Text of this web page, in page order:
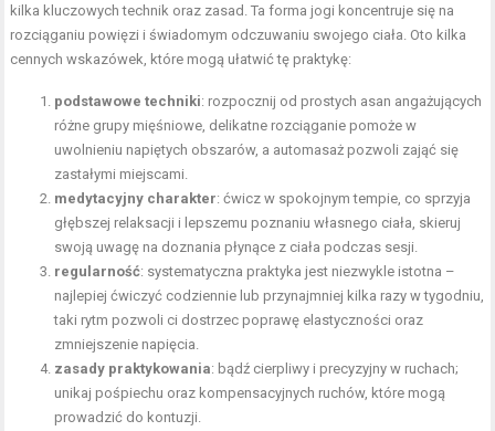
kilka kluczowych technik oraz zasad. Ta forma jogi koncentruje się na
rozciąganiu powięzi i świadomym odczuwaniu swojego ciała. Oto kilka
cennych wskazówek, które mogą ułatwić tę praktykę:
podstawowe techniki: rozpocznij od prostych asan angażujących
różne grupy mięśniowe, delikatne rozciąganie pomoże w
uwolnieniu napiętych obszarów, a automasaż pozwoli zająć się
zastałymi miejscami.
medytacyjny charakter: ćwicz w spokojnym tempie, co sprzyja
głębszej relaksacji i lepszemu poznaniu własnego ciała, skieruj
swoją uwagę na doznania płynące z ciała podczas sesji.
regularność: systematyczna praktyka jest niezwykle istotna –
najlepiej ćwiczyć codziennie lub przynajmniej kilka razy w tygodniu,
taki rytm pozwoli ci dostrzec poprawę elastyczności oraz
zmniejszenie napięcia.
zasady praktykowania: bądź cierpliwy i precyzyjny w ruchach;
unikaj pośpiechu oraz kompensacyjnych ruchów, które mogą
prowadzić do kontuzji.